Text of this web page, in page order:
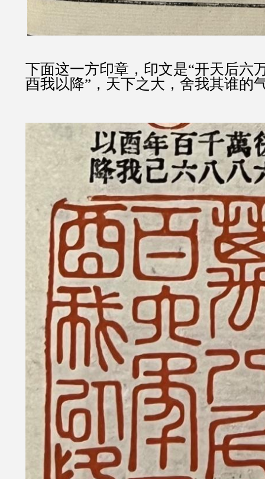
下面这一方印章，印文是“开天后六
酉我以降”，天下之大，舍我其谁的